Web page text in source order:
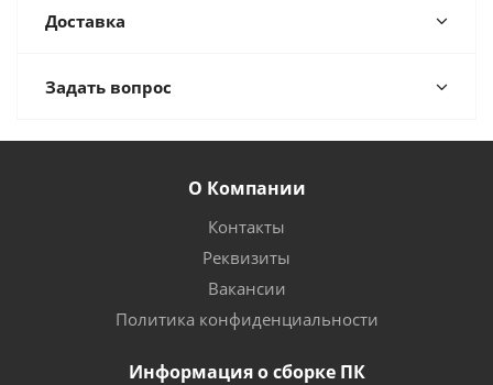
Доставка
Задать вопрос
О Компании
Контакты
Реквизиты
Вакансии
Политика конфиденциальности
Информация о сборке ПК